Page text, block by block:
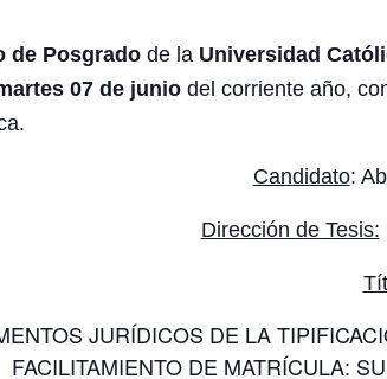
de Posgrado de la Universidad
07 de junio del corriente año,
Candidato:
Dirección de Tesis:
JURÍDICOS DE LA
FACILITAMIENTO DE MATRÍCULA: